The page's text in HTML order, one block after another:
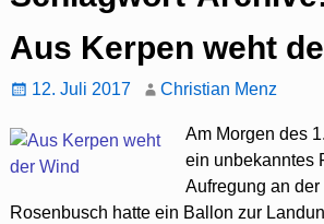
Aus Kerpen weht
12. Juli 2017 Christian Menz
Am Morgen des
ein unbekanntes
Aufregung an
Rosenbusch hatte ein Ballon zur